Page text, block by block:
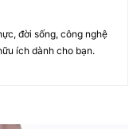
đời sống, công nghệ
ích dành cho bạn.